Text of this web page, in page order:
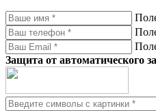
Защита от автоматического